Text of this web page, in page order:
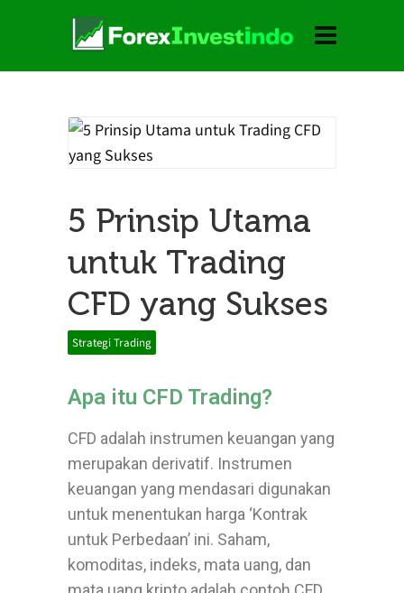
5 Prinsip Utama
untuk Trading
CFD yang Sukses
Strategi Trading
Apa itu CFD Trading?
CFD adalah instrumen keuangan yang
merupakan derivatif. Instrumen
keuangan yang mendasari digunakan
untuk menentukan harga ‘Kontrak
untuk Perbedaan’ ini. Saham,
komoditas, indeks, mata uang, dan